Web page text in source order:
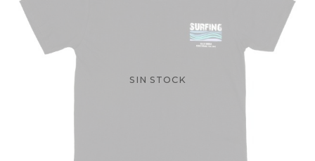
SIN STOCK